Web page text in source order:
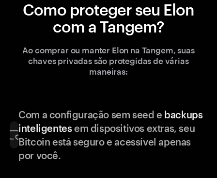
Como proteger seu Elon
com a Tangem?
Ao comprar ou manter Elon na Tangem, suas
chaves privadas são protegidas de várias
maneiras:
Com a configuração sem seed e backups
inteligentesem dispositivos extras, seu
Bitcoin está seguro e acessível apenas
por você.